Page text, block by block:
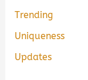
Trending
Uniqueness
Updates